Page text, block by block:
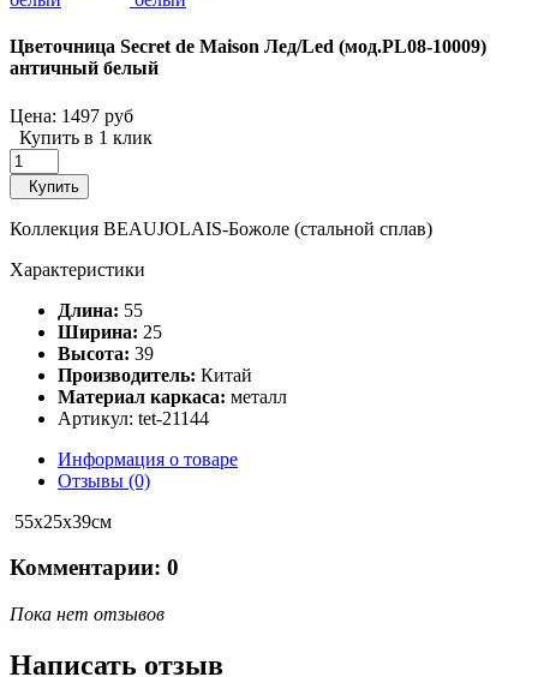
Цветочница Secret de Maison Лед/Led (мод.PL08-10009)
античный белый
Цена: 1497 руб
Купить в 1 клик
Купить
Коллекция BEAUJOLAIS-Божоле (стальной сплав)
Характеристики
Длина: 55
Ширина: 25
Высота: 39
Производитель: Китай
Материал каркаса: металл
Артикул: tet-21144
Информация о товаре
Отзывы (0)
55х25х39см
Комментарии: 0
Пока нет отзывов
Написать отзыв